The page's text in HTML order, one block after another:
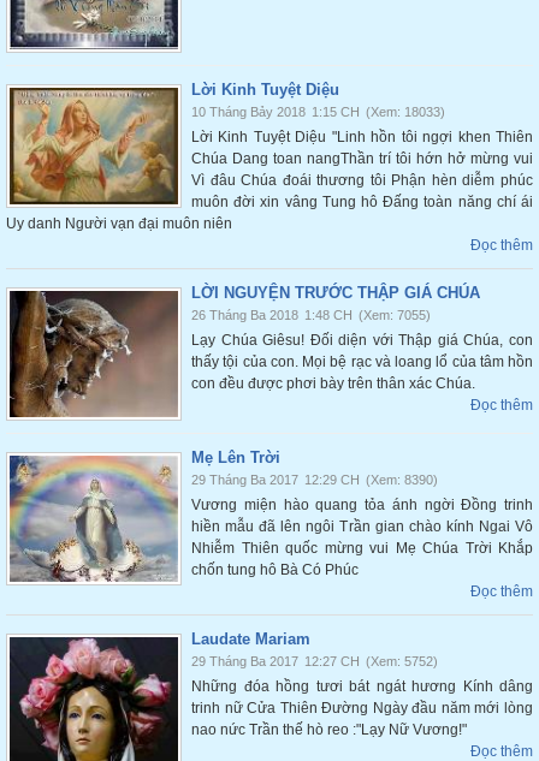
Lời Kinh Tuyệt Diệu
10 Tháng Bảy 2018 1:15 CH (Xem: 18033)
Lời Kinh Tuyệt Diệu "Linh hồn tôi ngợi khen Thiên
Chúa Dang toan nangThần trí tôi hớn hở mừng vui
Vì đâu Chúa đoái thương tôi Phận hèn diễm phúc
muôn đời xin vâng Tung hô Đấng toàn năng chí ái
Uy danh Người vạn đại muôn niên
Đọc thêm
LỜI NGUYỆN TRƯỚC THẬP GIÁ CHÚA
26 Tháng Ba 2018 1:48 CH (Xem: 7055)
Lạy Chúa Giêsu! Đối diện với Thập giá Chúa, con
thấy tội của con. Mọi bệ rạc và loang lổ của tâm hồn
con đều được phơi bày trên thân xác Chúa.
Đọc thêm
Mẹ Lên Trời
29 Tháng Ba 2017 12:29 CH (Xem: 8390)
Vương miện hào quang tỏa ánh ngời Đồng trinh
hiền mẫu đã lên ngôi Trần gian chào kính Ngai Vô
Nhiễm Thiên quốc mừng vui Mẹ Chúa Trời Khắp
chốn tung hô Bà Có Phúc
Đọc thêm
Laudate Mariam
29 Tháng Ba 2017 12:27 CH (Xem: 5752)
Những đóa hồng tươi bát ngát hương Kính dâng
trinh nữ Cửa Thiên Đường Ngày đầu năm mới lòng
nao nức Trần thế hò reo :"Lạy Nữ Vương!"
Đọc thêm